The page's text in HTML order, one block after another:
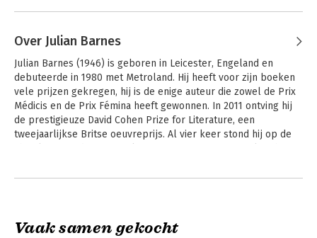
Over Julian Barnes
Julian Barnes (1946) is geboren in Leicester, Engeland en
debuteerde in 1980 met Metroland. Hij heeft voor zijn boeken
vele prijzen gekregen, hij is de enige auteur die zowel de Prix
Médicis en de Prix Fémina heeft gewonnen. In 2011 ontving hij
de prestigieuze David Cohen Prize for Literature, een
tweejaarlijkse Britse oeuvreprijs. Al vier keer stond hij op de
werkt in Londen.
Andere boeken door Julian Barnes
Vaak samen gekocht